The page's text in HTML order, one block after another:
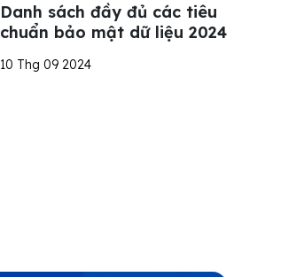
Danh sách đầy đủ các tiêu
chuẩn bảo mật dữ liệu 2024
10 Thg 09 2024